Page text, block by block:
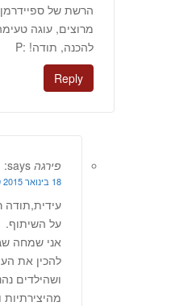
הרשת של ספיידרמן
מרוצים, עוגה
להכנה, תודה! :P
Reply
פירגה says:
18 בינואר 2015 at 13:09
עידית,תודה
על השיתוף.
אני שמחה
להכין את
ושהילדים
מהיצירתיות